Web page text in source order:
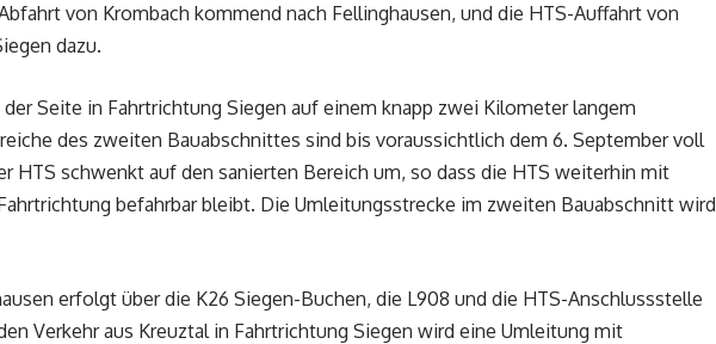
von Krombach kommend nach Fellinghausen, und die HTS-Auffahrt von
dazu.
Seite in Fahrtrichtung Siegen auf einem knapp zwei Kilometer langem
des zweiten Bauabschnittes sind bis voraussichtlich dem 6. September voll
HTS schwenkt auf den sanierten Bereich um, so dass die HTS weiterhin mit
befahrbar bleibt. Die Umleitungsstrecke im zweiten Bauabschnitt wird
erfolgt über die K26 Siegen-Buchen, die L908 und die HTS-Anschlussstelle
Verkehr aus Kreuztal in Fahrtrichtung Siegen wird eine Umleitung mit